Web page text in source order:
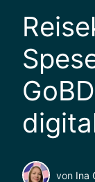
von Ina